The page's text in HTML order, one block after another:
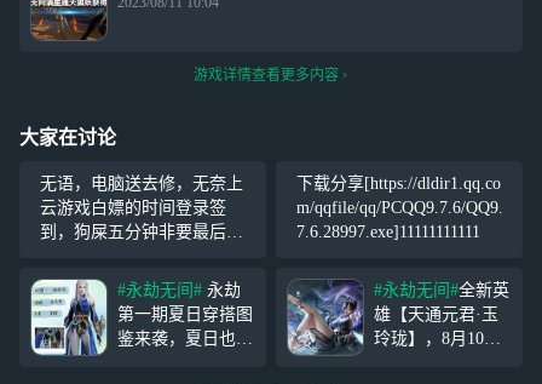
游戏详情查看更多内容
大家在讨论
无语，电脑送去修，无奈上
云游戏白嫖的时间登录签
到，狗屎五分钟非要最后一
换了个十点钟，更有趣，8分
钟没反应，就一个登录界面
隔应人呐，我服了，搞的我
永劫无间没充钱一样，真的
下载分享[https://dldir1.qq.co
m/qqfile/qq/PCQQ9.7.6/QQ9.
7.6.28997.exe]11111111111
#永劫无间#
第一期夏日穿搭图
鉴来袭，夏日也要
#永劫无间#全新英
雄【天通元君·玉
玲珑】，8月10日